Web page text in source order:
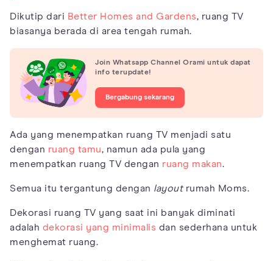
Dikutip dari Better Homes and Gardens, ruang TV
biasanya berada di area tengah rumah.
Join Whatsapp Channel Orami untuk dapat
info terupdate!
Bergabung sekarang
Ada yang menempatkan ruang TV menjadi satu
dengan ruang tamu, namun ada pula yang
menempatkan ruang TV dengan ruang makan.
Semua itu tergantung dengan layoutrumah Moms.
Dekorasi ruang TV yang saat ini banyak diminati
adalah dekorasi yang minimalis dan sederhana untuk
menghemat ruang.